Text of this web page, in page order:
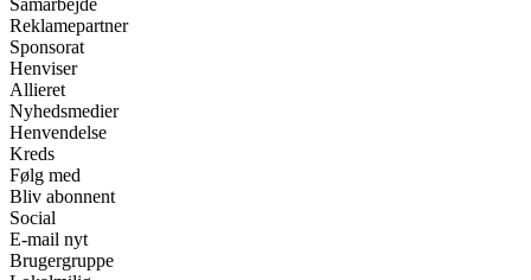
Reklamepartner
Sponsorat
Henviser
Allieret
Nyhedsmedier
Henvendelse
Kreds
Følg med
Bliv abonnent
Social
E-mail nyt
Brugergruppe